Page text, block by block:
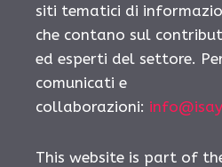
siti tematici di
che contano sul
ed esperti del settore.
comunicati e
collaborazioni:
This website is part of